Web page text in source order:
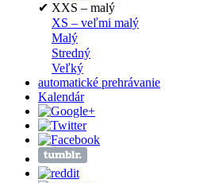
✔ XXS – malý
XS – veľmi malý
Malý
Stredný
Veľký
automatické prehrávanie
Kalendár